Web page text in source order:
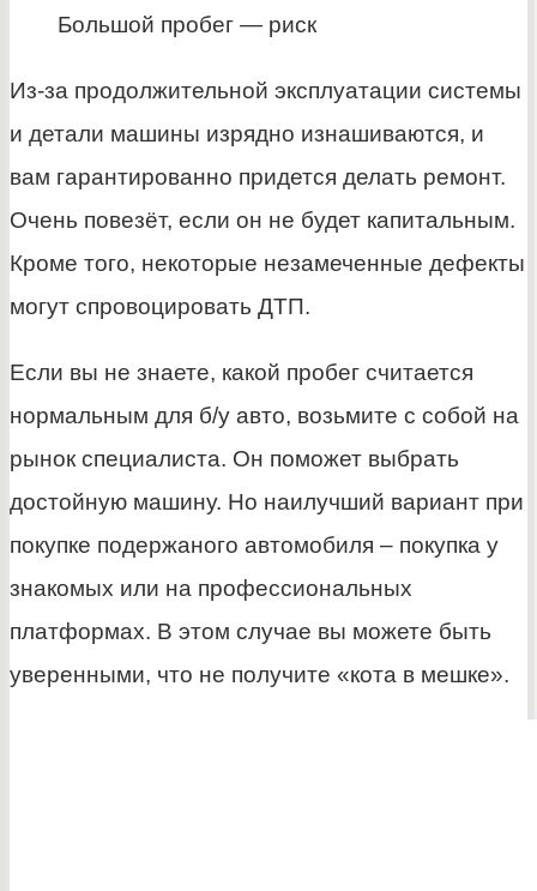
Большой пробег — риск
Из-за продолжительной эксплуатации системы
и детали машины изрядно изнашиваются, и
вам гарантированно придется делать ремонт.
Очень повезёт, если он не будет капитальным.
Кроме того, некоторые незамеченные дефекты
могут спровоцировать ДТП.
Если вы не знаете, какой пробег считается
нормальным для б/у авто, возьмите с собой на
рынок специалиста. Он поможет выбрать
достойную машину. Но наилучший вариант при
покупке подержаного автомобиля – покупка у
знакомых или на профессиональных
платформах. В этом случае вы можете быть
уверенными, что не получите «кота в мешке».